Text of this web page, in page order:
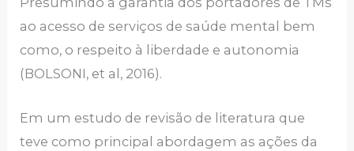
ao acesso de serviços de saúde mental bem
como, o respeito à liberdade e autonomia
(BOLSONI, et al, 2016).
Em um estudo de revisão de literatura que
teve como principal abordagem as ações da